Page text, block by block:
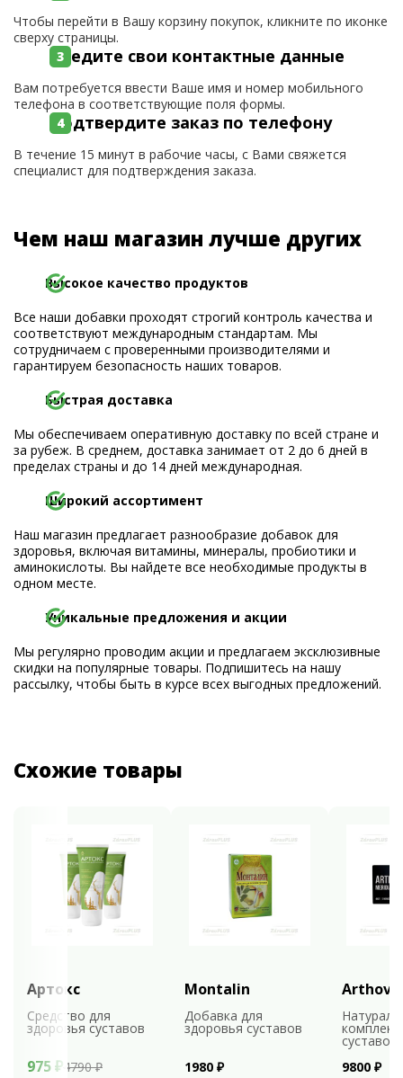
Чтобы перейти в Вашу корзину покупок, кликните по иконке
сверху страницы.
Введите свои контактные данные
Вам потребуется ввести Ваше имя и номер мобильного
телефона в соответствующие поля формы.
Подтвердите заказ по телефону
В течение 15 минут в рабочие часы, с Вами свяжется
специалист для подтверждения заказа.
Чем наш магазин лучше других
Высокое качество продуктов
Все наши добавки проходят строгий контроль качества и
соответствуют международным стандартам. Мы
сотрудничаем с проверенными производителями и
гарантируем безопасность наших товаров.
Быстрая доставка
Мы обеспечиваем оперативную доставку по всей стране и
за рубеж. В среднем, доставка занимает от 2 до 6 дней в
пределах страны и до 14 дней международная.
Широкий ассортимент
Наш магазин предлагает разнообразие добавок для
здоровья, включая витамины, минералы, пробиотики и
аминокислоты. Вы найдете все необходимые продукты в
одном месте.
Уникальные предложения и акции
Мы регулярно проводим акции и предлагаем эксклюзивные
скидки на популярные товары. Подпишитесь на нашу
рассылку, чтобы быть в курсе всех выгодных предложений.
Схожие товары
Артокс
Средство для
здоровья суставов
975 ₽ 4790 ₽
Montalin
Добавка для
здоровья суставов
1980 ₽
комплекс
суставов
9800 ₽